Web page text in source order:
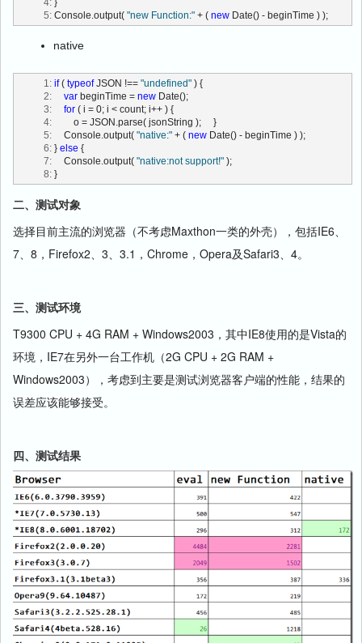
   4:
}
   5:
Console.output( "new Function:" + ( new Date() - beginTime ) );
native
   1:
if ( typeof JSON !== "undefined" ) {
   2:
var beginTime = new Date();
   3:
for ( i = 0; i < count; i++ ) {
   4:
         o = JSON.parse( jsonString );     }
   5:
     Console.output(
"native:" + ( new Date() - beginTime ) );
   6:
} else {
   7:
     Console.output(
"native:not support!" );
   8:
}
二、测试对象
选择目前主流的浏览器（不考虑Maxthon一类的外壳），包括IE6、
7、8，Firefox2、3、3.1，Chrome，Opera及Safari3、4。
三、测试环境
T9300 CPU + 4G RAM + Windows2003，其中IE8使用的是Vista的
环境，IE7在另外一台工作机（2G CPU + 2G RAM +
Windows2003），考虑到主要是测试浏览器客户端的性能，结果的
误差应该能够接受。
四、测试结果